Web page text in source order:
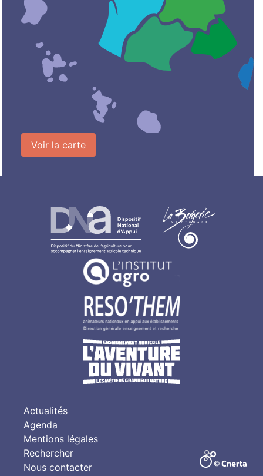
Voir la carte
Actualités
Agenda
Mentions légales
Rechercher
Nous contacter